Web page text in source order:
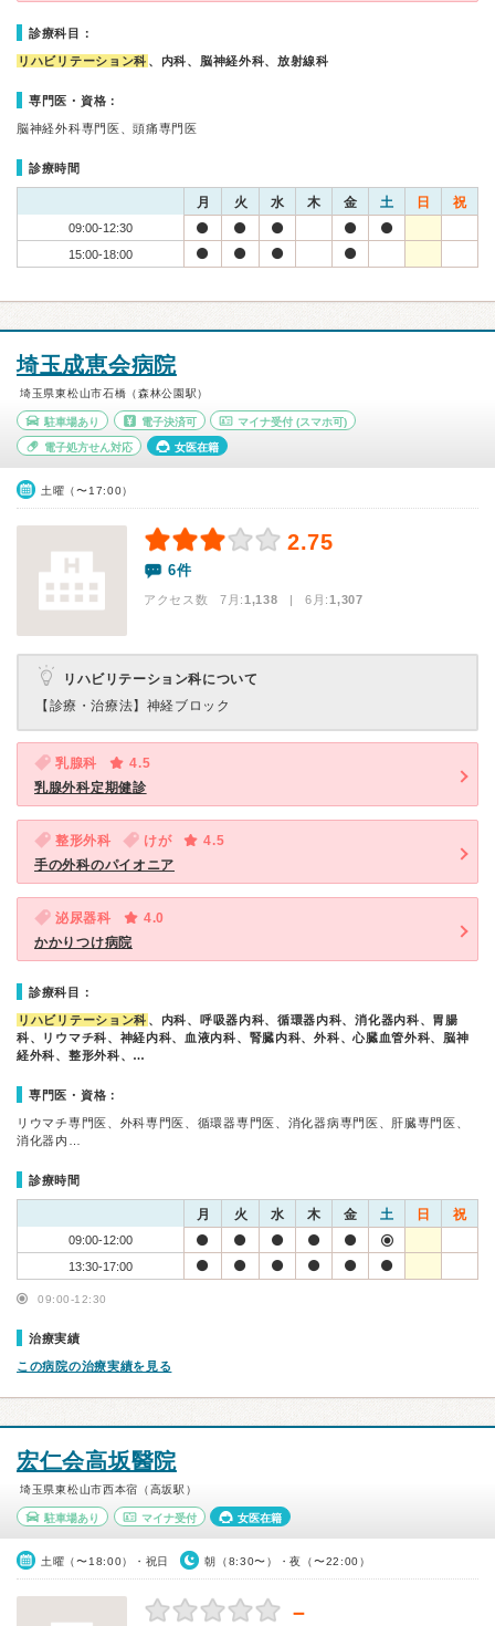
診療科目：
リハビリテーション科 、内科、脳神経外科、放射線科
専門医・資格：
脳神経外科専門医、頭痛専門医
診療時間
月 火 水 木 金 土 日 祝
09:00-12:30
15:00-18:00
埼玉成恵会病院
埼玉県東松山市石橋（森林公園駅）
駐車場あり 電子決済可 マイナ受付 (スマホ可)
電子処方せん対応 女医在籍
土曜（〜17:00）
2.75
6件
アクセス数 7月:1,138 | 6月:1,307
リハビリテーション科について
【診療・治療法】 神経ブロック
乳腺科
4.5
乳腺外科定期健診
整形外科 けが
4.5
手の外科のパイオニア
泌尿器科
4.0
かかりつけ病院
診療科目：
リハビリテーション科 、内科、呼吸器内科、循環器内科、消化器内科、胃腸
科、リウマチ科、神経内科、血液内科、腎臓内科、外科、心臓血管外科、脳神
経外科、整形外科、…
専門医・資格：
リウマチ専門医、外科専門医、循環器専門医、消化器病専門医、肝臓専門医、
消化器内…
診療時間
月 火 水 木 金 土 日 祝
09:00-12:00
13:30-17:00
09:00-12:30
治療実績
この病院の治療実績を見る
宏仁会高坂醫院
埼玉県東松山市西本宿（高坂駅）
駐車場あり マイナ受付 女医在籍
土曜（〜18:00）・祝日 朝（8:30〜）・夜（〜22:00）
－